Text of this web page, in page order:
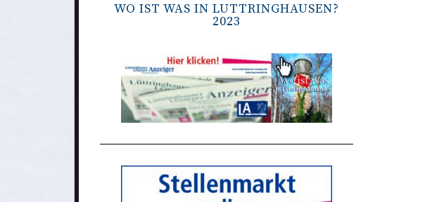
WO IST WAS IN LÜTTRINGHAUSEN?
2023